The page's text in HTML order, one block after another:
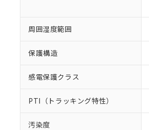
周囲湿度範囲
保護構造
感電保護クラス
PTI（トラッキング特性）
汚染度